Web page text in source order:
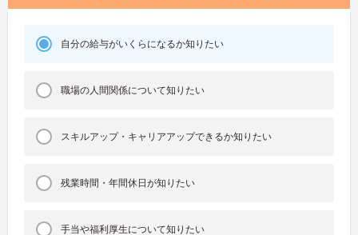
自分の給与がいくらになるか知りたい
職場の人間関係について知りたい
スキルアップ・キャリアアップできるか知りたい
残業時間・年間休日が知りたい
手当や福利厚生について知りたい